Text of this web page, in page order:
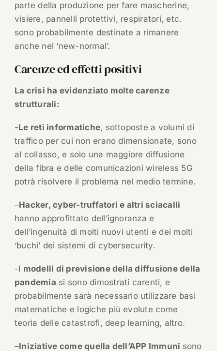
parte della produzione per fare mascherine,
visiere, pannelli protettivi, respiratori, etc.
sono probabilmente destinate a rimanere
anche nel ‘new-normal’.
Carenze ed effetti positivi
La crisi ha evidenziato molte carenze
strutturali:
-Le reti informatiche, sottoposte a volumi di
traffico per cui non erano dimensionate, sono
al collasso, e solo una maggiore diffusione
della fibra e delle comunicazioni wireless 5G
potrà risolvere il problema nel medio termine.
–Hacker, cyber-truffatori e altri sciacalli
hanno approfittato dell’ignoranza e
dell’ingenuità di molti nuovi utenti e dei molti
‘buchi’ dei sistemi di cybersecurity.
-I modelli di previsione della diffusione della
pandemia si sono dimostrati carenti, e
probabilmente sarà necessario utilizzare basi
matematiche e logiche più evolute come
teoria delle catastrofi, deep learning, altro.
–Iniziative come quella dell’APP Immuni sono